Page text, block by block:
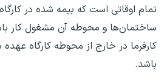
تمام اوقاتی است که بیمه شده در
ساختمان‌ها و محوطه آن مشغول کار
کارفرما در خارج از محوطه کارگاه عهده
باشد.‌